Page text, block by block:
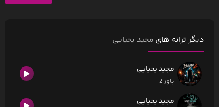
دیگر ترانه های مجید یحیایی
مجید یحیایی
باور 2
مجید یحیایی